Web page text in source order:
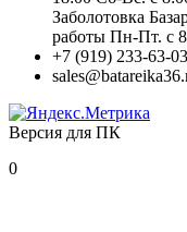
Заболотовка
работы Пн-Пт. с
+7 (919) 233-63-03
Версия для ПК
0